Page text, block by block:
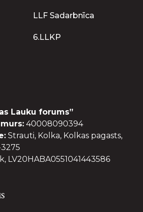
LLF Sadarbnīca
6.LLKP
Lauku forums”
40008090394
Strauti, Kolka, Kolkas pagasts,
LV20HABA0551041443586